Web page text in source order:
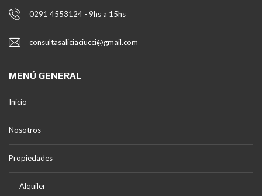
0291 4553124 - 9hs a 15hs
consultasaliciaciucci@gmail.com
MENÚ GENERAL
Inicio
Nosotros
Propiedades
Alquiler